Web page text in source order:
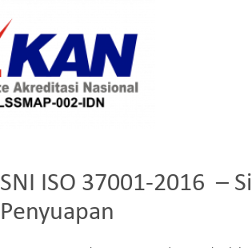
SNI ISO 37001-2016 –
Penyuapan